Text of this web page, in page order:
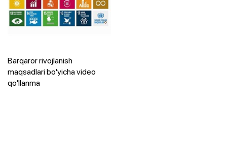
Barqaror rivojlanish
maqsadlari bo'yicha video
qo'llanma